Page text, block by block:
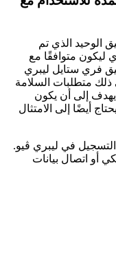
لينك¹ هو التطبيق الوحيد الذي تم
ليكون متوافقًا مع
فري ستايل ليبري
ذلك متطلبات السلامة
يهدف إلى أن يكون
أيضًا إلى الامتثال
في ليبري ڤيو.
أو اتصال بيانات